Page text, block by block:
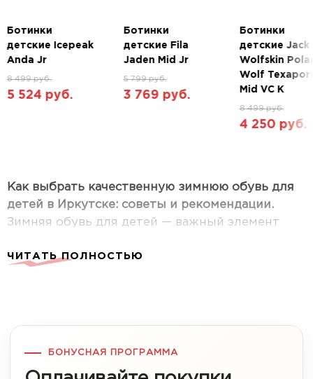
Ботинки
детские Icepeak
Anda Jr
8 499 руб.
5 524 руб.
Ботинки
детские Fila
Jaden Mid Jr
5 799 руб.
3 769 руб.
Ботинки
детские Jack
Wolfskin
Wolf
Mid VC K
8 499 руб.
4 250 руб.
Как выбрать качественную зимнюю обувь для
детей в Иркутске: советы и рекомендации.
Зимняя обувь для детей — важный элемент
защиту от холода. При выборе ботинок для
Почему важно правильно выбрать детские
ботинки?
ЧИТАТЬ ПОЛНОСТЬЮ
БОНУСНАЯ ПРОГРАММА